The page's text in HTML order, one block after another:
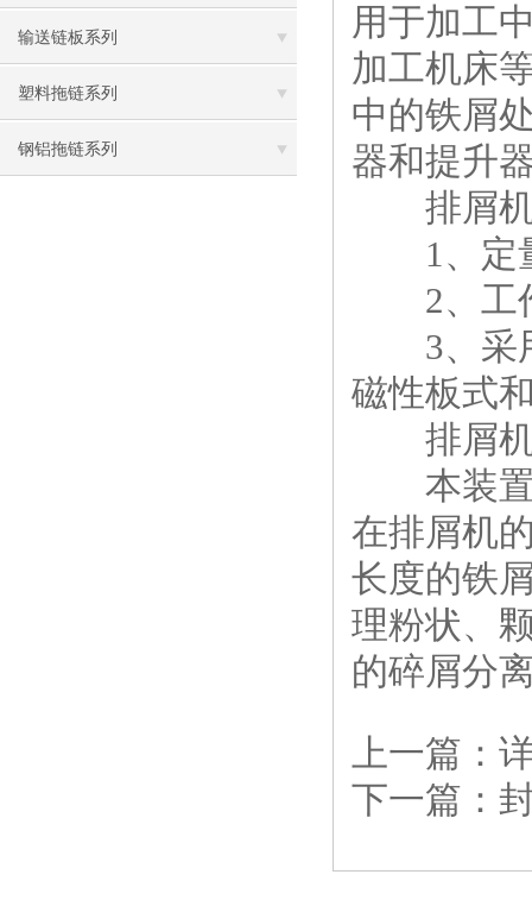
输送链板系列
塑料拖链系列
钢铝拖链系列
用于加工
加工机床
中的铁屑
器和提升
排屑机
1、定量
2、工作
3、采用
磁性板式
排屑机
本装置
在排屑机
长度的铁
理粉状、
的碎屑分
上一篇：
下一篇：